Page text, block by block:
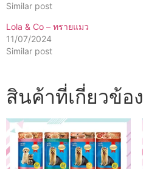
Similar post
Lola & Co – ทรายแมว
11/07/2024
Similar post
สินค้าที่เกี่ยวข้อง